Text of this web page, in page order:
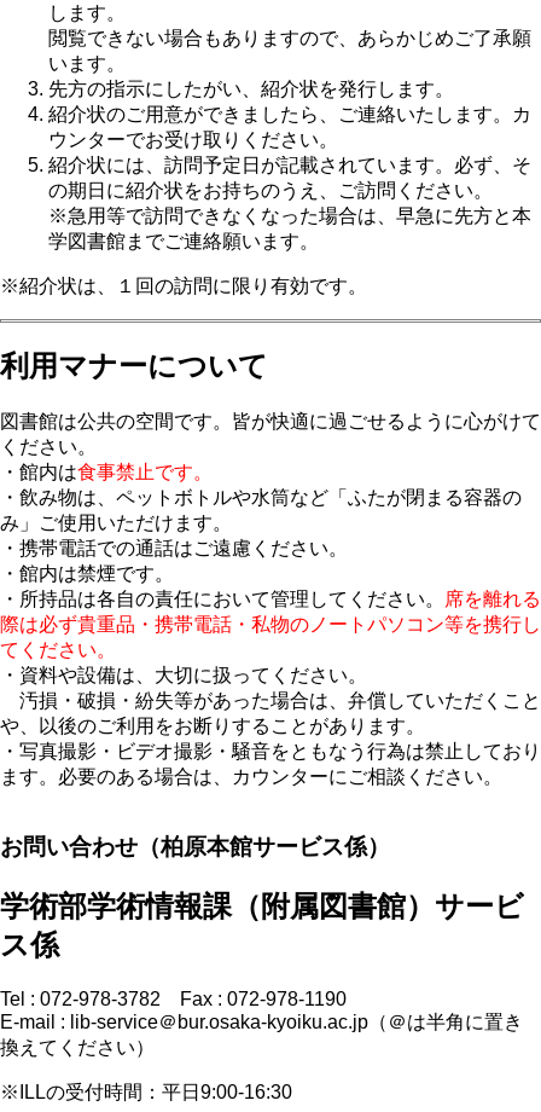
します。
閲覧できない場合もありますので、あらかじめご了承願
います。
先方の指示にしたがい、紹介状を発行します。
紹介状のご用意ができましたら、ご連絡いたします。カ
ウンターでお受け取りください。
紹介状には、訪問予定日が記載されています。必ず、そ
の期日に紹介状をお持ちのうえ、ご訪問ください。
※急用等で訪問できなくなった場合は、早急に先方と本
学図書館までご連絡願います。
※紹介状は、１回の訪問に限り有効です。
利用マナーについて
図書館は公共の空間です。皆が快適に過ごせるように心がけて
ください。
・館内は食事禁止です。
・飲み物は、ペットボトルや水筒など「ふたが閉まる容器の
み」ご使用いただけます。
・携帯電話での通話はご遠慮ください。
・館内は禁煙です。
・所持品は各自の責任において管理してください。
席を離れる
際は必ず貴重品・携帯電話・私物のノートパソコン等を携行し
てください。
・資料や設備は、大切に扱ってください。
汚損・破損・紛失等があった場合は、弁償していただくこと
や、以後のご利用をお断りすることがあります。
・写真撮影・ビデオ撮影・騒音をともなう行為は禁止しており
ます。必要のある場合は、カウンターにご相談ください。
お問い合わせ（柏原本館サービス係）
学術部学術情報課（附属図書館）サービ
ス係
Tel : 072-978-3782 Fax : 072-978-1190
E-mail : lib-service＠bur.osaka-kyoiku.ac.jp（＠は半角に置き
換えてください）
※ILLの受付時間：平日9:00-16:30